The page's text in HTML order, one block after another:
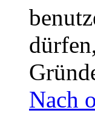
Nach